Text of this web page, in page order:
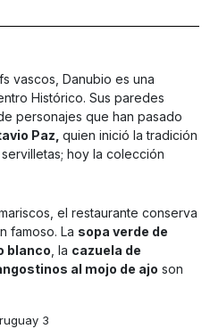
vascos, Danubio es una
Histórico. Sus paredes
personajes que han pasado
Paz, quien inició la tradición
hoy la colección
el restaurante conserva
famoso. La sopa verde de
blanco , la cazuela de
al mojo de ajo son
3